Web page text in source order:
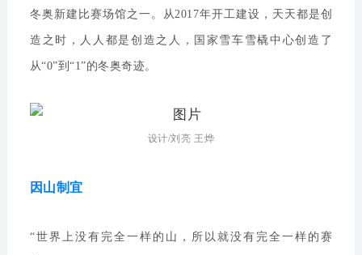
冬奥新建比赛场馆之一。从2017年开工建设，天天都是创
造之时，人人都是创造之人，国家雪车雪橇中心创造了
从“0”到“1”的冬奥奇迹。
设计/刘亮 王烨
因山制宜
“世界上没有完全一样的山，所以就没有完全一样的赛